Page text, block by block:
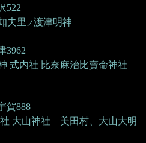
522
夫里 ノ渡津明神
3962
式内社 比奈麻治比賣命神社
賀888
大山神社
美田村、大山大明